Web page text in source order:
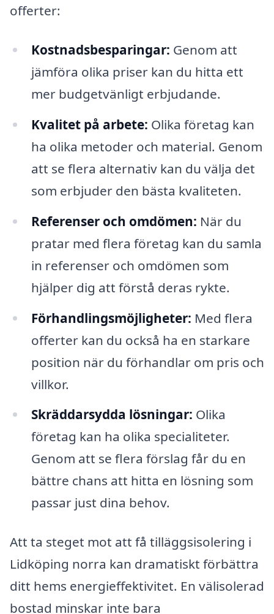
offerter:
Kostnadsbesparingar: Genom att
jämföra olika priser kan du hitta ett
mer budgetvänligt erbjudande.
Kvalitet på arbete: Olika företag kan
ha olika metoder och material. Genom
att se flera alternativ kan du välja det
som erbjuder den bästa kvaliteten.
Referenser och omdömen: När du
pratar med flera företag kan du samla
in referenser och omdömen som
hjälper dig att förstå deras rykte.
Förhandlingsmöjligheter: Med flera
offerter kan du också ha en starkare
position när du förhandlar om pris och
villkor.
Skräddarsydda lösningar: Olika
företag kan ha olika specialiteter.
Genom att se flera förslag får du en
bättre chans att hitta en lösning som
passar just dina behov.
Att ta steget mot att få tilläggsisolering i
Lidköping norra kan dramatiskt förbättra
ditt hems energieffektivitet. En välisolerad
bostad minskar inte bara